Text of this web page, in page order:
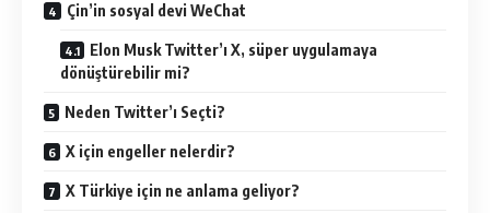
Çin’in sosyal devi WeChat
Elon Musk Twitter’ı X, süper uygulamaya
dönüştürebilir mi?
Neden Twitter’ı Seçti?
X için engeller nelerdir?
X Türkiye için ne anlama geliyor?